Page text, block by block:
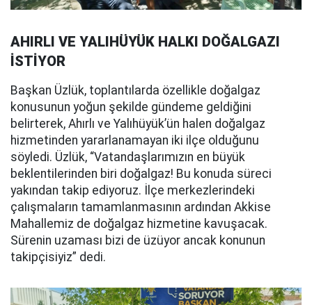
AHIRLI VE YALIHÜYÜK HALKI DOĞALGAZI
İSTİYOR
Başkan Üzlük, toplantılarda özellikle doğalgaz
konusunun yoğun şekilde gündeme geldiğini
belirterek, Ahırlı ve Yalıhüyük’ün halen doğalgaz
hizmetinden yararlanamayan iki ilçe olduğunu
söyledi. Üzlük, “Vatandaşlarımızın en büyük
beklentilerinden biri doğalgaz! Bu konuda süreci
yakından takip ediyoruz. İlçe merkezlerindeki
çalışmaların tamamlanmasının ardından Akkise
Mahallemiz de doğalgaz hizmetine kavuşacak.
Sürenin uzaması bizi de üzüyor ancak konunun
takipçisiyiz” dedi.